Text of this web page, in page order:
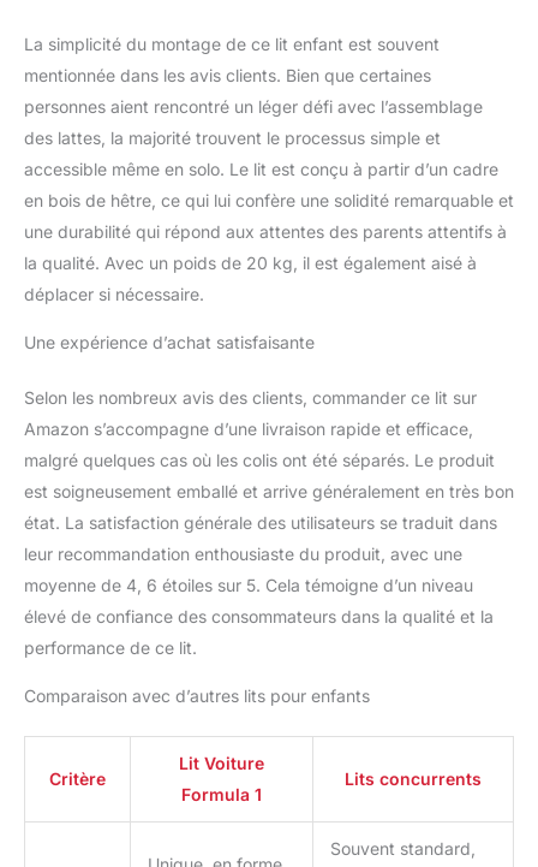
La simplicité du montage de ce lit enfant est souvent
mentionnée dans les avis clients. Bien que certaines
personnes aient rencontré un léger défi avec l’assemblage
des lattes, la majorité trouvent le processus simple et
accessible même en solo. Le lit est conçu à partir d’un cadre
en bois de hêtre, ce qui lui confère une solidité remarquable et
une durabilité qui répond aux attentes des parents attentifs à
la qualité. Avec un poids de 20 kg, il est également aisé à
déplacer si nécessaire.
Une expérience d’achat satisfaisante
Selon les nombreux avis des clients, commander ce lit sur
Amazon s’accompagne d’une livraison rapide et efficace,
malgré quelques cas où les colis ont été séparés. Le produit
est soigneusement emballé et arrive généralement en très bon
état. La satisfaction générale des utilisateurs se traduit dans
leur recommandation enthousiaste du produit, avec une
moyenne de 4, 6 étoiles sur 5. Cela témoigne d’un niveau
élevé de confiance des consommateurs dans la qualité et la
performance de ce lit.
Comparaison avec d’autres lits pour enfants
Critère
Lit Voiture
Formula 1
Lits concurrents
Souvent standard,